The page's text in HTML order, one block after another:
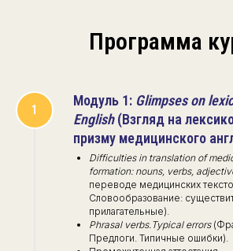
Программа
Модуль 1: Glimpses on
English(Взгляд на
призму медицинского
Difficulties in translation of
formation: nouns, verbs,
переводе медицинских
Словообразование:
прилагательные).
Phrasal verbs.Typical errors
Предлоги. Типичные ошибки).